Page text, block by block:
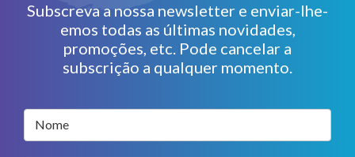
Subscreva a nossa newsletter e enviar-lhe-
emos todas as últimas novidades,
promoções, etc. Pode cancelar a
subscrição a qualquer momento.
Nome